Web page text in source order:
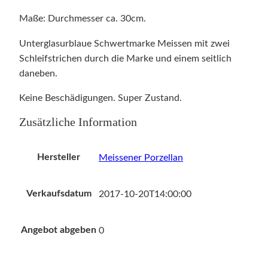
Maße: Durchmesser ca. 30cm.
Unterglasurblaue Schwertmarke Meissen mit zwei
Schleifstrichen durch die Marke und einem seitlich
daneben.
Keine Beschädigungen. Super Zustand.
Zusätzliche Information
Hersteller Meissener Porzellan
Verkaufsdatum 2017-10-20T14:00:00
Angebot abgeben 0